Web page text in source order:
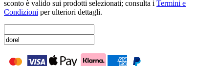
sconto è valido sui prodotti selezionati; consulta i Termini e
Condizioni per ulteriori dettagli.